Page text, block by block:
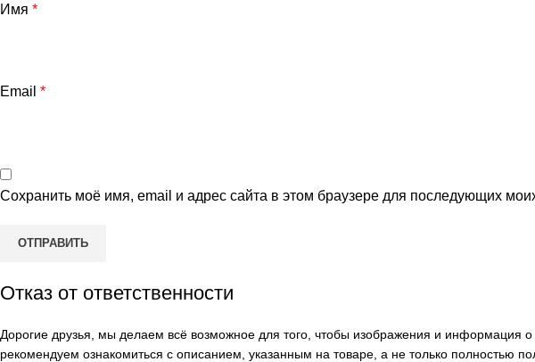
Имя *
Email *
Сохранить моё имя, email и адрес сайта в этом браузере для последующих
Отказ от ответственности
Дорогие друзья, мы делаем всё возможное для того, чтобы изображения и информация
рекомендуем ознакомиться с описанием, указанным на товаре, а не только полностью